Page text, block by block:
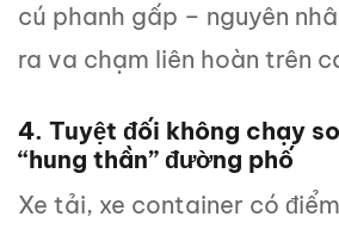
cú phanh gấp – nguyên
ra va chạm liên hoàn trên
4. Tuyệt đối không chạy
“hung thần” đường phố
Xe tải, xe container có